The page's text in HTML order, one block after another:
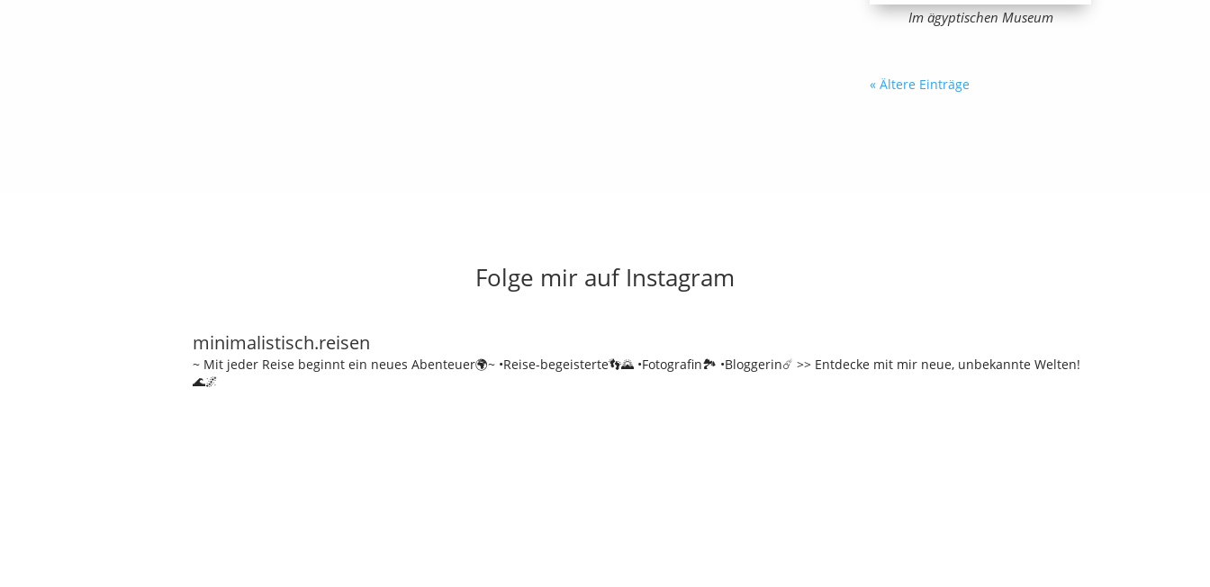
Im ägyptischen Museum
« Ältere Einträge
Folge mir auf Instagram
minimalistisch.reisen
~ Mit jeder Reise beginnt ein neues Abenteuer🌍~ •Reise-begeisterte👣🌄 •Fotografin🏞️ •Bloggerin☄️ >> Entdecke mit mir neue, unbekannte Welten!
🌊🌌